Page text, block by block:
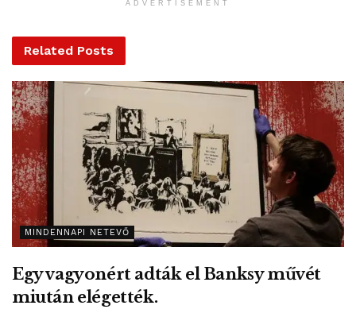
tárgyalások folynak az Oracle amerikai informatikai cég és
a WalMart kiskereskedelmi áruházláncolat között a
Az amerikai kormányzat ugyanis csakis akkor engedélyezi
az alkalmazását, ha amerikai tulajdonba kerül. Washington
álláspontja szerint a TikTok veszélyes lehet az amerikai
nemzetbiztonságra. A cég amerikai állampolgárok
bizalmas adataihoz fér hozzá, és a kínai törvények
értelmében ezeket meg is oszthatja a pekingi
hatóságokkal.
Az amerikai kereskedelmi minisztérium november 12-ig
adott határidőt az adásvételi tárgyalások lebonyolítására,
utána – ha a TikTok nem kerül amerikai tulajdonba –
ADVERTISEMENT
Related Posts
MINDENNAPI NETEVŐ
Egy vagyonért adták el Banksy művét
miután elégették.